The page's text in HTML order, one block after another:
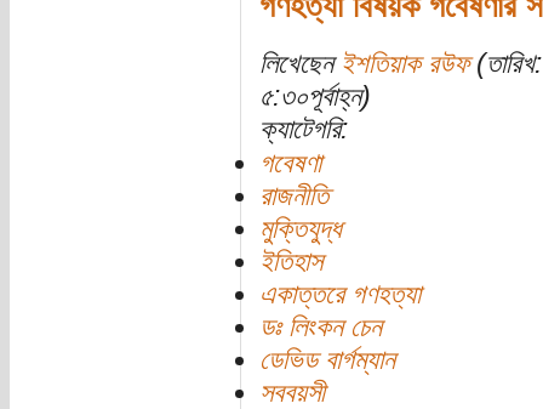
লিখেছেন ইশতিয়াক রউফ
৫:৩০পূর্বাহ্ন)
ক্যাটেগরি:
গবেষণা
রাজনীতি
মুক্তিযুদ্ধ
ইতিহাস
একাত্তরে গণহত্যা
ডঃ লিংকন চেন
ডেভিড বার্গম্যান
সববয়সী